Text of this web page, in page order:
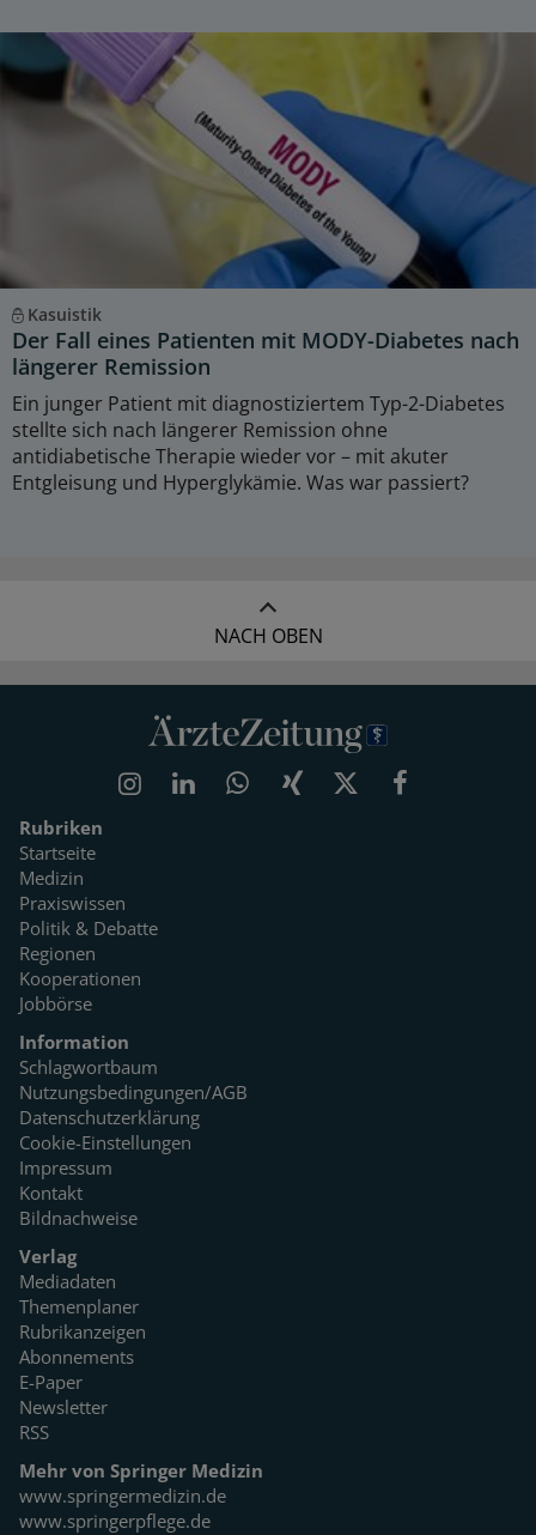
Kasuistik
Der Fall eines Patienten mit MODY-Diabetes nach
längerer Remission
Ein junger Patient mit diagnostiziertem Typ-2-Diabetes
stellte sich nach längerer Remission ohne
antidiabetische Therapie wieder vor – mit akuter
Entgleisung und Hyperglykämie. Was war passiert?
NACH OBEN
Rubriken
Startseite
Medizin
Praxiswissen
Politik & Debatte
Regionen
Kooperationen
Jobbörse
Information
Schlagwortbaum
Nutzungsbedingungen/AGB
Datenschutzerklärung
Cookie-Einstellungen
Impressum
Kontakt
Bildnachweise
Verlag
Mediadaten
Themenplaner
Rubrikanzeigen
Abonnements
E-Paper
Newsletter
RSS
Mehr von Springer Medizin
www.springermedizin.de
www.springerpflege.de